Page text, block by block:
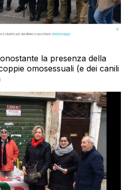
la presenza della
omosessuali (e dei canili